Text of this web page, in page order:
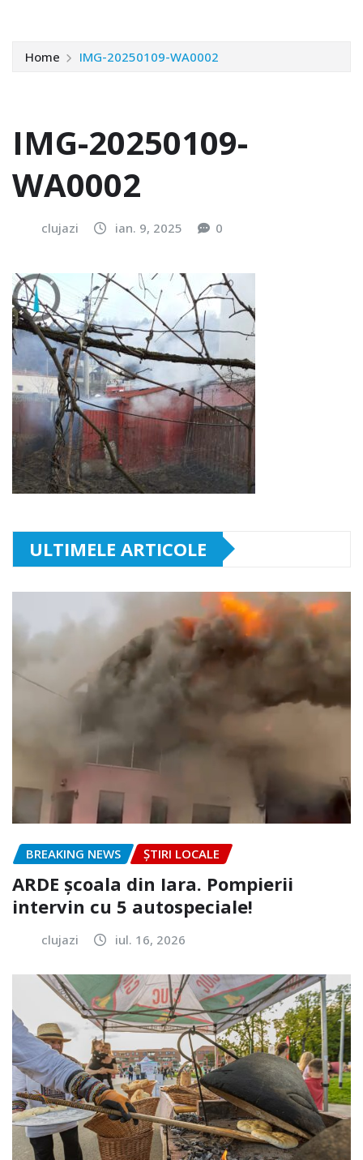
Home IMG-20250109-WA0002
IMG-20250109-
WA0002
clujazi ian. 9, 2025 0
ULTIMELE ARTICOLE
BREAKING NEWS ȘTIRI LOCALE
ARDE școala din Iara. Pompierii
intervin cu 5 autospeciale!
clujazi iul. 16, 2026